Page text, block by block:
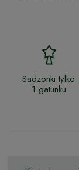
Sadzonki tylko
1 gatunku